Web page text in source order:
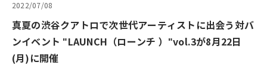
2022/07/08
真夏の渋谷クアトロで次世代アーティストに出会う対バ
ンイベント "LAUNCH（ローンチ ）"vol.3が8月22日
(月)に開催